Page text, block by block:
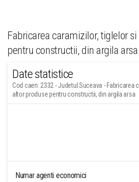
Fabricarea caramizilor, tiglelor
pentru constructii, din argila arsa
Date statistice
Cod caen: 2332 - Judetul Suceava - Fabricarea
altor produse pentru constructii, din argila arsa
Numar agenti economici